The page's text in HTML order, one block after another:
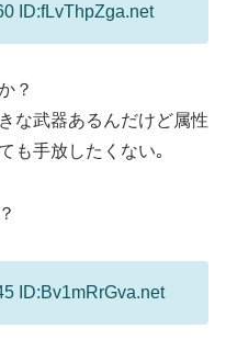
ID:fLvThpZga.net
？
な武器あるんだけど属性
も手放したくない｡
ID:Bv1mRrGva.net